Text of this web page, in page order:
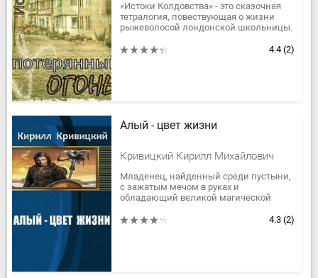
«Истоки Колдовства» - это сказочная
тетралогия, повествующая о жизни
рыжеволосой лондонской школьницы.
мать. Жизнь пошла под откос,...
4.4 (2)
Алый - цвет жизни
Кривицкий Кирилл Михайлович
Младенец, найденный среди пустыни,
с зажатым мечом в руках и
обладающий великой магической
орки. Он вырос и стал на борьбу с
4.3 (2)